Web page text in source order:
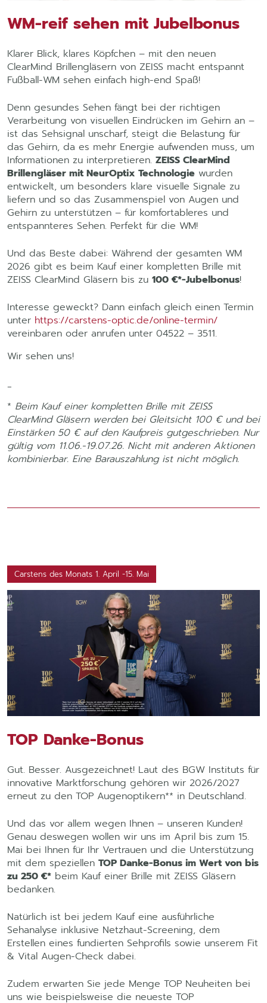
WM-reif sehen mit Jubelbonus
Klarer Blick, klares Köpfchen – mit den neuen
ClearMind Brillengläsern von ZEISS macht entspannt
Fußball-WM sehen einfach high-end Spaß!
Denn gesundes Sehen fängt bei der richtigen
Verarbeitung von visuellen Eindrücken im Gehirn an –
ist das Sehsignal unscharf, steigt die Belastung für
das Gehirn, da es mehr Energie aufwenden muss, um
Informationen zu interpretieren. ZEISS ClearMind
Brillengläser mit NeurOptix Technologie wurden
entwickelt, um besonders klare visuelle Signale zu
liefern und so das Zusammenspiel von Augen und
Gehirn zu unterstützen – für komfortableres und
entspannteres Sehen. Perfekt für die WM!
Und das Beste dabei: Während der gesamten WM
2026 gibt es beim Kauf einer kompletten Brille mit
ZEISS ClearMind Gläsern bis zu 100 €*-Jubelbonus!
Interesse geweckt? Dann einfach gleich einen Termin
unter https://carstens-optic.de/online-termin/
vereinbaren oder anrufen unter 04522 – 3511.
Wir sehen uns!
_
* Beim Kauf einer kompletten Brille mit ZEISS
ClearMind Gläsern werden bei Gleitsicht 100 € und bei
Einstärken 50 € auf den Kaufpreis gutgeschrieben. Nur
gültig vom 11.06.-19.07.26. Nicht mit anderen Aktionen
kombinierbar. Eine Barauszahlung ist nicht möglich.
Carstens des Monats 1. April -15. Mai
TOP Danke-Bonus
Gut. Besser. Ausgezeichnet! Laut des BGW Instituts für
innovative Marktforschung gehören wir 2026/2027
erneut zu den TOP Augenoptikern** in Deutschland.
Und das vor allem wegen Ihnen – unseren Kunden!
Genau deswegen wollen wir uns im April bis zum 15.
Mai bei Ihnen für Ihr Vertrauen und die Unterstützung
mit dem speziellen TOP Danke-Bonus im Wert von bis
zu 250 €* beim Kauf einer Brille mit ZEISS Gläsern
bedanken.
Natürlich ist bei jedem Kauf eine ausführliche
Sehanalyse inklusive Netzhaut-Screening, dem
Erstellen eines fundierten Sehprofils sowie unserem Fit
& Vital Augen-Check dabei.
Zudem erwarten Sie jede Menge TOP Neuheiten bei
uns wie beispielsweise die neueste TOP